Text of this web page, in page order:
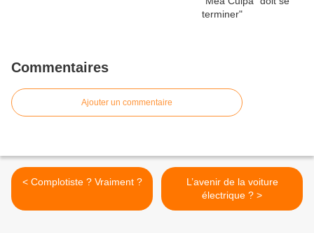
Commentaires
Ajouter un commentaire
< Complotiste ? Vraiment ?
L’avenir de la voiture
électrique ? >